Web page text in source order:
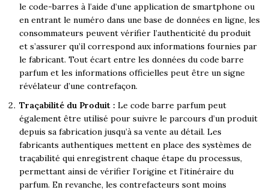
le code-barres à l’aide d’une application de smartphone ou
en entrant le numéro dans une base de données en ligne, les
consommateurs peuvent vérifier l’authenticité du produit
et s’assurer qu’il correspond aux informations fournies par
le fabricant. Tout écart entre les données du code barre
parfum et les informations officielles peut être un signe
révélateur d’une contrefaçon.
Traçabilité du Produit : Le code barre parfum peut
également être utilisé pour suivre le parcours d’un produit
depuis sa fabrication jusqu’à sa vente au détail. Les
fabricants authentiques mettent en place des systèmes de
traçabilité qui enregistrent chaque étape du processus,
permettant ainsi de vérifier l’origine et l’itinéraire du
parfum. En revanche, les contrefacteurs sont moins